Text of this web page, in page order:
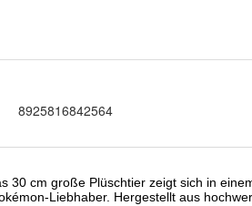
8925816842564